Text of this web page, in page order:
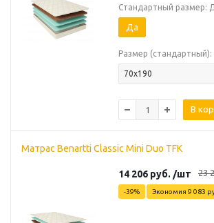
Стандартный размер:
Да
Размер (стандартный):
70х190
В
Матрас Benartti Classic Mini Duo TFK
14 206 руб. /шт 23
-39% Экономия 9 083